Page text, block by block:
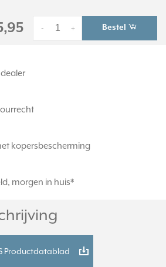
+
- Bestel
kopersbescherming
morgen in huis*
Productdatablad